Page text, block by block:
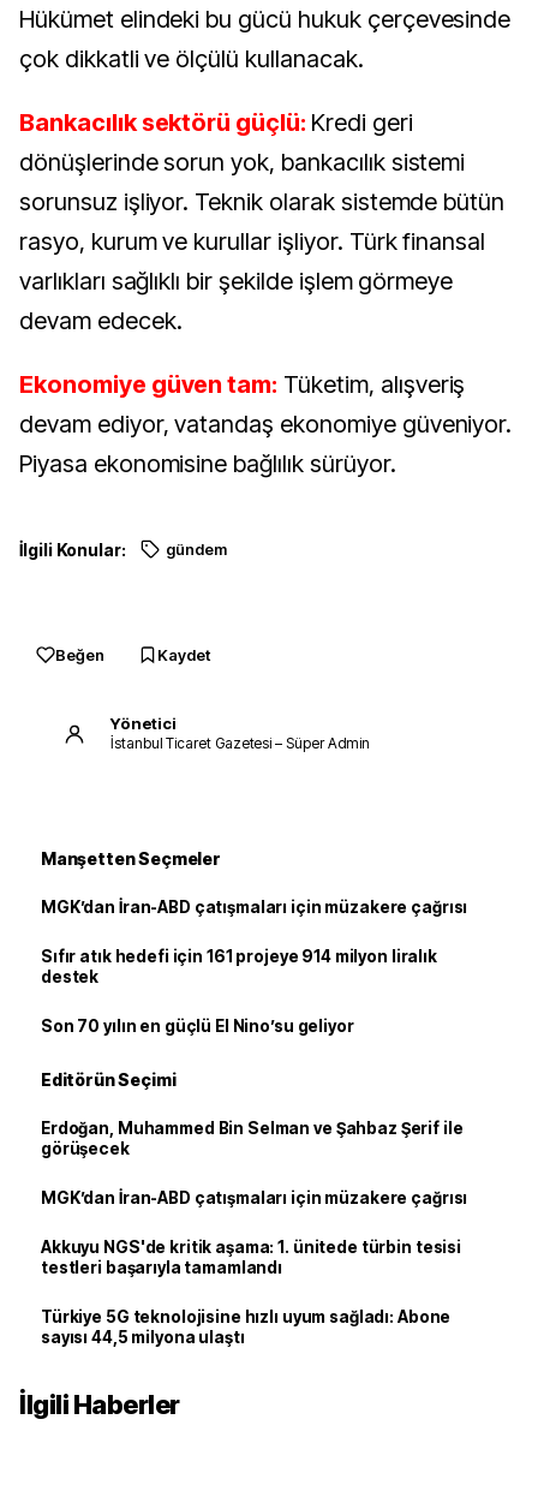
Hükümet elindeki bu gücü hukuk çerçevesinde
çok dikkatli ve ölçülü kullanacak.
Bankacılık sektörü güçlü: Kredi geri
dönüşlerinde sorun yok, bankacılık sistemi
sorunsuz işliyor. Teknik olarak sistemde bütün
rasyo, kurum ve kurullar işliyor. Türk finansal
varlıkları sağlıklı bir şekilde işlem görmeye
devam edecek.
Ekonomiye güven tam: Tüketim, alışveriş
devam ediyor, vatandaş ekonomiye güveniyor.
Piyasa ekonomisine bağlılık sürüyor.
İlgili Konular: gündem
Beğen Kaydet
Yönetici
İstanbul Ticaret Gazetesi – Süper Admin
Manşetten Seçmeler
MGK’dan İran-ABD çatışmaları için müzakere çağrısı
Sıfır atık hedefi için 161 projeye 914 milyon liralık
destek
Son 70 yılın en güçlü El Nino’su geliyor
Editörün Seçimi
Erdoğan, Muhammed Bin Selman ve Şahbaz Şerif ile
görüşecek
MGK’dan İran-ABD çatışmaları için müzakere çağrısı
Akkuyu NGS'de kritik aşama: 1. ünitede türbin tesisi
testleri başarıyla tamamlandı
Türkiye 5G teknolojisine hızlı uyum sağladı: Abone
sayısı 44,5 milyona ulaştı
İlgili Haberler